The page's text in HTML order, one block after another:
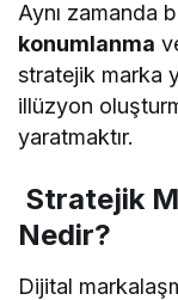
Aynı zamanda
konumlanma
stratejik marka
illüzyon
yaratmaktır.
Stratejik
Nedir?
Dijital